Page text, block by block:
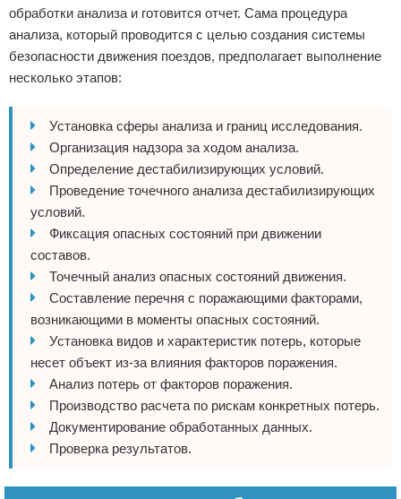
обработки анализа и готовится отчет. Сама процедура
анализа, который проводится с целью создания системы
безопасности движения поездов, предполагает выполнение
несколько этапов:
Установка сферы анализа и границ исследования.
Организация надзора за ходом анализа.
Определение дестабилизирующих условий.
Проведение точечного анализа дестабилизирующих
условий.
Фиксация опасных состояний при движении
составов.
Точечный анализ опасных состояний движения.
Составление перечня с поражающими факторами,
возникающими в моменты опасных состояний.
Установка видов и характеристик потерь, которые
несет объект из-за влияния факторов поражения.
Анализ потерь от факторов поражения.
Производство расчета по рискам конкретных потерь.
Документирование обработанных данных.
Проверка результатов.